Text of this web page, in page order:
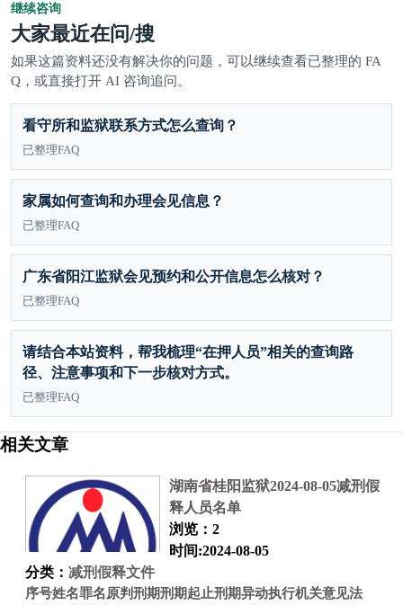
继续咨询
大家最近在问/搜
如果这篇资料还没有解决你的问题，可以继续查看已整理的 FA
Q，或直接打开 AI 咨询追问。
看守所和监狱联系方式怎么查询？
已整理FAQ
家属如何查询和办理会见信息？
已整理FAQ
广东省阳江监狱会见预约和公开信息怎么核对？
已整理FAQ
请结合本站资料，帮我梳理“在押人员”相关的查询路
径、注意事项和下一步核对方式。
已整理FAQ
相关文章
湖南省桂阳监狱2024-08-05减刑假
释人员名单
浏览：2
时间:2024-08-05
分类： 减刑假释文件
序号姓名罪名原判刑期刑期起止刑期异动执行机关意见法